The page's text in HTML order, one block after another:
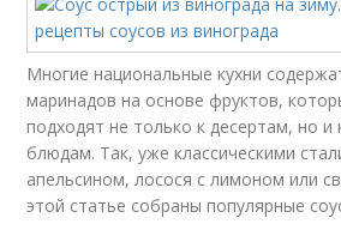
Многие национальные кухни
маринадов на основе фруктов,
подходят не только к десертам, но
блюдам. Так, уже классическими
апельсином, лосося с лимоном или
этой статье собраны популярные